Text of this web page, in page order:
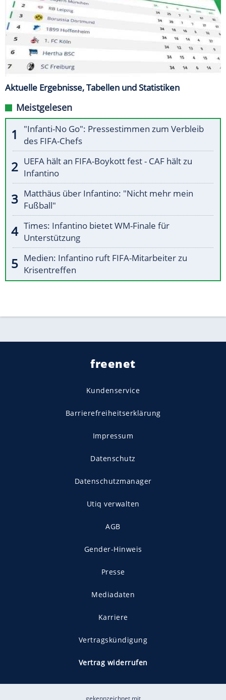
Aktuelle Ergebnisse, Tabellen und Statistiken
Meistgelesen
"Infanti-No Go": Pressestimmen zum Verbleib
des FIFA-Chefs
UEFA hält an FIFA-Boykott fest - CAF hält zu
Infantino
Matthäus über Infantino: "Nicht mehr mein
Fußball"
Times: Infantino bietet WM-Finale für
Unterstützung
Medien: Infantino ruft FIFA-Mitarbeiter zu
Krisentreffen
freenet
Kundenservice
Barrierefreiheitserklärung
Impressum
Datenschutz
Datenschutzmanager
Utiq verwalten
AGB
Gender-Hinweis
Presse
Mediadaten
Karriere
Vertragskündigung
Vertrag widerrufen